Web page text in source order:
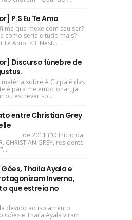
P.S Eu Te Amo
que mexe com seu ser?
como seria e tudo mais?
Te Amo. <3 Nest...
Discurso fúnebre de
sobre A Culpa é das
é para me emocionar, já
ou escrever so...
entre Christian Grey
2011 (“O Início da
CHRISTIAN GREY, residente
Thaila Ayala e
Inverno,
que estreia no
devido ao isolamento
Góes e Thaila Ayala viram